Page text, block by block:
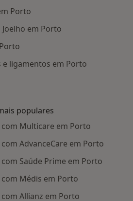
Porto
em Porto
e ligamentos em Porto
populares
Multicare em Porto
AdvanceCare em Porto
Saúde Prime em Porto
Médis em Porto
Allianz em Porto